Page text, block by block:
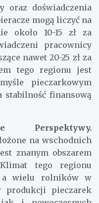
wahają się w
oraz doświadczenia
mogą liczyć na
około 10-15 zł za
pracownicy
nawet 20-25 zł za
tego regionu jest
pieczarkowym
finansową
Perspektywy.
na wschodnich
znanym obszarem
tego regionu
a wielu rolników w